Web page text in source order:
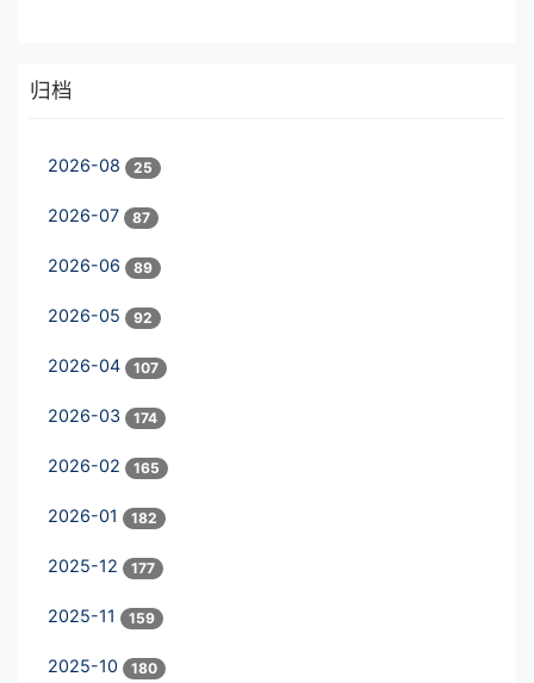
归档
2026-08 25
2026-07 87
2026-06 89
2026-05 92
2026-04 107
2026-03 174
2026-02 165
2026-01 182
2025-12 177
2025-11 159
2025-10 180